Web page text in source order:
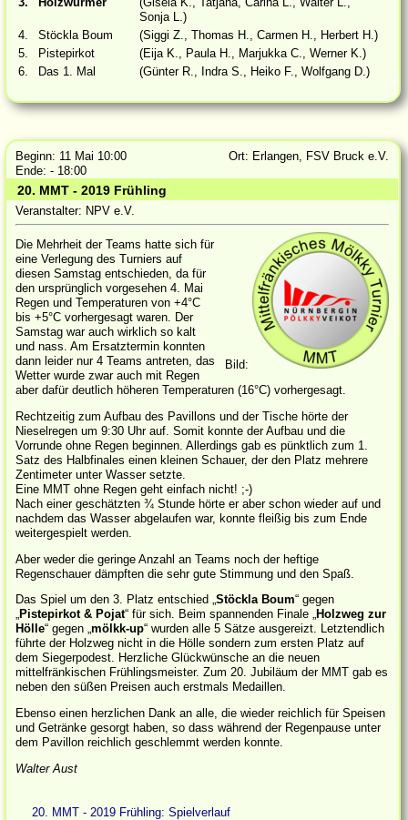
Sonja L.)
4.
Stöckla Boum
(Siggi Z., Thomas H., Carmen H., Herbert H.)
5.
Pistepirkot
(Eija K., Paula H., Marjukka C., Werner K.)
6.
Das 1. Mal (Günter R., Indra S., Heiko F., Wolfgang D.)
Beginn: 11 Mai 10:00
Ort: Erlangen, FSV Bruck e.V.
Ende: - 18:00
20. MMT - 2019 Frühling
Veranstalter: NPV e.V.
Bild:
Die Mehrheit der Teams hatte sich für
eine Verlegung des Turniers auf
diesen Samstag entschieden, da für
den ursprünglich vorgesehen 4. Mai
Regen und Temperaturen von +4°C
bis +5°C vorhergesagt waren. Der
Samstag war auch wirklich so kalt
und nass. Am Ersatztermin konnten
dann leider nur 4 Teams antreten, das
Wetter wurde zwar auch mit Regen
aber dafür deutlich höheren Temperaturen (16°C) vorhergesagt.
Rechtzeitig zum Aufbau des Pavillons und der Tische hörte der
Nieselregen um 9:30 Uhr auf. Somit konnte der Aufbau und die
Vorrunde ohne Regen beginnen. Allerdings gab es pünktlich zum 1.
Satz des Halbfinales einen kleinen Schauer, der den Platz mehrere
Zentimeter unter Wasser setzte.
Eine MMT ohne Regen geht einfach nicht! ;-)
Nach einer geschätzten ¾ Stunde hörte er aber schon wieder auf und
nachdem das Wasser abgelaufen war, konnte fleißig bis zum Ende
weitergespielt werden.
Aber weder die geringe Anzahl an Teams noch der heftige
Regenschauer dämpften die sehr gute Stimmung und den Spaß.
Das Spiel um den 3. Platz entschied „Stöckla Boum“ gegen
„Pistepirkot & Pojat“ für sich. Beim spannenden Finale „Holzweg zur
Hölle“ gegen „mölkk-up“ wurden alle 5 Sätze ausgereizt. Letztendlich
führte der Holzweg nicht in die Hölle sondern zum ersten Platz auf
dem Siegerpodest. Herzliche Glückwünsche an die neuen
mittelfränkischen Frühlingsmeister. Zum 20. Jubiläum der MMT gab es
neben den süßen Preisen auch erstmals Medaillen.
Ebenso einen herzlichen Dank an alle, die wieder reichlich für Speisen
und Getränke gesorgt haben, so dass während der Regenpause unter
dem Pavillon reichlich geschlemmt werden konnte.
Walter Aust
20. MMT - 2019 Frühling: Spielverlauf